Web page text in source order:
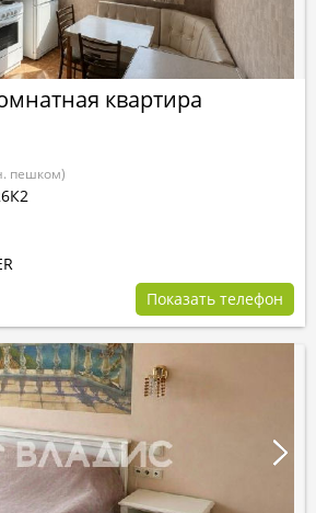
квартира
пешком)
Показать телефон